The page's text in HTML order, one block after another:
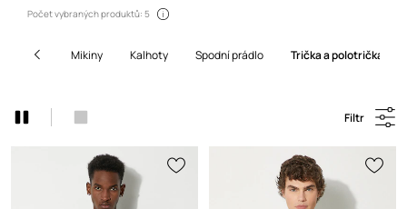
Počet vybraných produktů: 5
mikiny kalhoty spodní prádlo trička a polotrička
Filtr